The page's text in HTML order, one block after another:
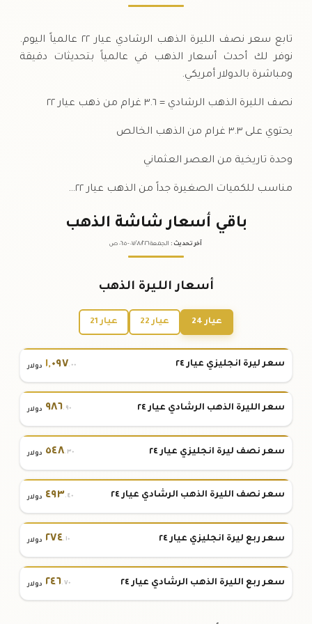
تابع سعر نصف الليرة الذهب الرشادي عيار ٢٢ عالمياً اليوم.
نوفر لك أحدث أسعار الذهب في عالمياً بتحديثات دقيقة
ومباشرة بالدولار أمريكي.
نصف الليرة الذهب الرشادي = ٣.٦ غرام من ذهب عيار ٢٢
يحتوي على ٣.٣ غرام من الذهب الخالص
وحدة تاريخية من العصر العثماني
مناسب للكميات الصغيرة جداً من الذهب عيار ٢٢…
باقي أسعار شاشة الذهب
آخر تحديث : الجمعة ٠٧ /٠٨/٢٠٢٦ - ٠٦:٠٥ ص
أسعار الليرة الذهب
عيار 24 عيار 22 عيار 21
سعر ليرة انجليزي عيار ٢٤ ١,٠٩٧.٠٠ دولار
سعر الليرة الذهب الرشادي عيار ٢٤ ٩٨٦.٩٠ دولار
سعر نصف ليرة انجليزي عيار ٢٤ ٥٤٨.٣٠ دولار
سعر نصف الليرة الذهب الرشادي عيار ٢٤ ٤٩٣.٤٠ دولار
سعر ربع ليرة انجليزي عيار ٢٤ ٢٧٤.١٠ دولار
سعر ربع الليرة الذهب الرشادي عيار ٢٤ ٢٤٦.٧٠ دولار